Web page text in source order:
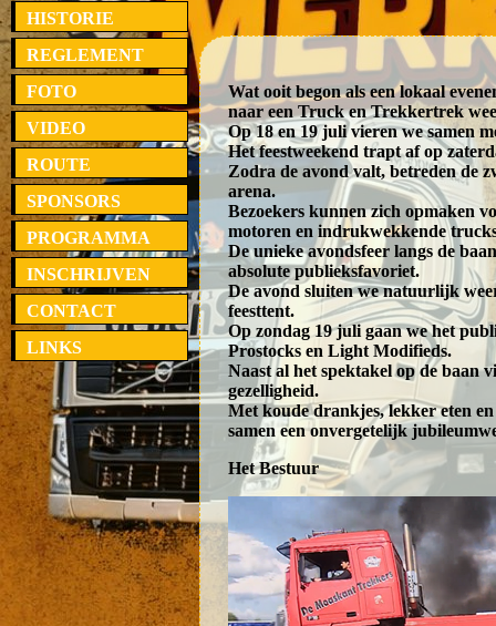
HISTORIE
REGLEMENT
FOTO
VIDEO
ROUTE
SPONSORS
PROGRAMMA
INSCHRIJVEN
CONTACT
LINKS
Wat ooit begon als een lokaal
naar een Truck en Trekkertrek
Op 18 en 19 juli vieren we samen
Het feestweekend trapt af op
Zodra de avond valt, betreden de
arena.
Bezoekers kunnen zich opmaken
motoren en indrukwekkende
De unieke avondsfeer langs de
absolute publieksfavoriet.
De avond sluiten we natuurlijk
feesttent.
Op zondag 19 juli gaan we het
Prostocks en Light Modifieds.
Naast al het spektakel op de baan
gezelligheid.
Met koude drankjes, lekker eten
samen een onvergetelijk
Het Bestuur